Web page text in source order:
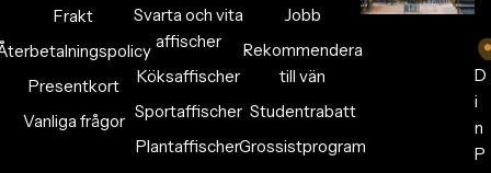
Frakt
Presentkort
Vanliga frågor
Svarta och vita
affischer
Köksaffischer
Sportaffischer
Plantaffischer
Jobb
Rekommendera
till vän
Studentrabatt
Grossistprogram
D
i
n
P